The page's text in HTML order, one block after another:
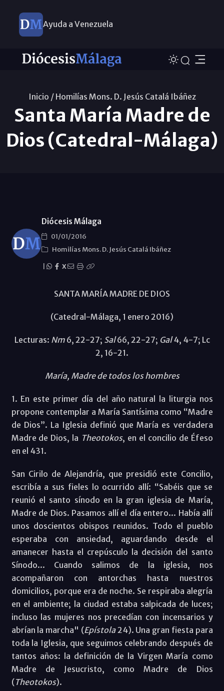
Ayuda a Venezuela
Inicio / Homilías Mons. D. Jesús Catalá Ibáñez
Santa María Madre de
Dios (Catedral-Málaga)
Diócesis Málaga
01/01/2016
Homilías Mons. D. Jesús Catalá Ibáñez
X
SANTA MARÍA MADRE DE DIOS
(Catedral-Málaga, 1 enero 2016)
Lecturas: Nm 6, 22-27; Sal66, 22-27; Gal4, 4-7; Lc
2, 16-21.
María, Madre de todos los hombres
1. En este primer día del año natural la liturgia nos
propone contemplar a María Santísima como “Madre
de Dios”. La Iglesia definió que María es verdadera
Madre de Dios, la Theotokos, en el concilio de Éfeso
en el 431.
San Cirilo de Alejandría, que presidió este Concilio,
escribía a sus fieles lo ocurrido allí: “Sabéis que se
reunió el santo sínodo en la gran iglesia de María,
Madre de Dios. Pasamos allí el día entero... Había allí
unos doscientos obispos reunidos. Todo el pueblo
esperaba con ansiedad, aguardando desde el
amanecer hasta el crepúsculo la decisión del santo
Sínodo... Cuando salimos de la iglesia, nos
acompañaron con antorchas hasta nuestros
domicilios, porque era de noche. Se respiraba alegría
en el ambiente; la ciudad estaba salpicada de luces;
incluso las mujeres nos precedían con incensarios y
abrían la marcha" (Epístola24). Una gran fiesta para
toda la Iglesia, que seguimos celebrando después de
tantos años: la definición de la Virgen María como
Madre de Jesucristo, como Madre de Dios
(Theotokos).